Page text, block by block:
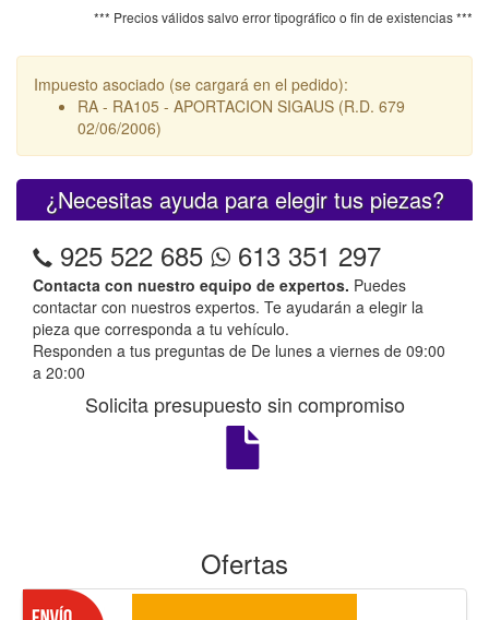
*** Precios válidos salvo error tipográfico o fin de existencias ***
Impuesto asociado (se cargará en el pedido):
RA - RA105 - APORTACION SIGAUS (R.D. 679
02/06/2006)
¿Necesitas ayuda para elegir tus piezas?
925 522 685 613 351 297
Contacta con nuestro equipo de expertos. Puedes
contactar con nuestros expertos. Te ayudarán a elegir la
pieza que corresponda a tu vehículo.
Responden a tus preguntas de De lunes a viernes de 09:00
a 20:00
Solicita presupuesto sin compromiso
Ofertas